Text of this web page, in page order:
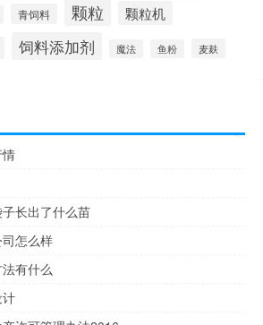
青饲料 颗粒 颗粒机
饲料添加剂 魔法 鱼粉 麦麸
长出了什么苗
怎么样
有什么